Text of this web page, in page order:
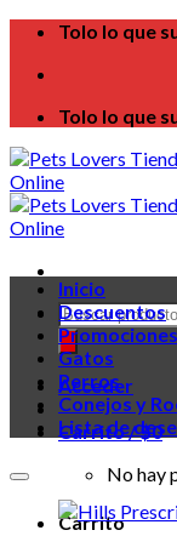
Skip
content
Tolo lo que
Tolo lo que
Búsqueda
de
productos
Acceder
Carrito /$0
No hay
Carrito
Inicio
Descuentos
Promociones
Gatos
Perros
Conejos y
Lista de